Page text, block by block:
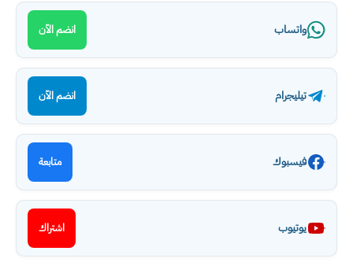
واتساب انضم الآن
تيليجرام انضم الآن
فيسبوك متابعة
يوتيوب اشتراك